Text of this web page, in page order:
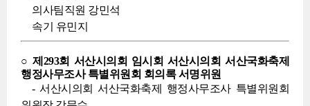
의사팀직원 강민석
속기 유민지
○ 제293회 서산시의회 임시회 서산시의회 서산국화축제
행정사무조사 특별위원회 회의록 서명위원
- 서산시의회 서산국화축제 행정사무조사 특별위원회